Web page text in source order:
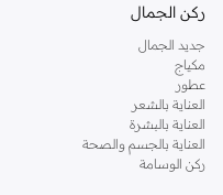
ركن الجمال
جديد الجمال
مكياج
عطور
العناية بالشعر
العناية بالبشرة
العناية بالجسم والصحة
ركن الوسامة